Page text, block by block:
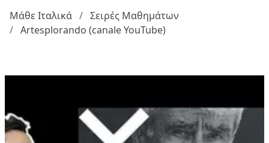
Μάθε Ιταλικά
Σειρές Μαθημάτων
Artesplorando (canale YouTube)